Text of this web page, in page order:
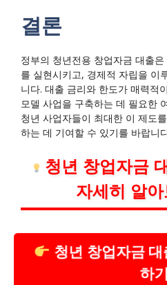
결론
정부의 청년전용 창업자금 대출
를 실현시키고, 경제적 자립을 이
니다. 대출 금리와 한도가 매력적
모델 사업을 구축하는 데 필요한
청년 사업자들이 최대한 이 제도
하는 데 기여할 수 있기를 바랍니
청년 창업자금
자세히 알
청년 창업자금 대
하기